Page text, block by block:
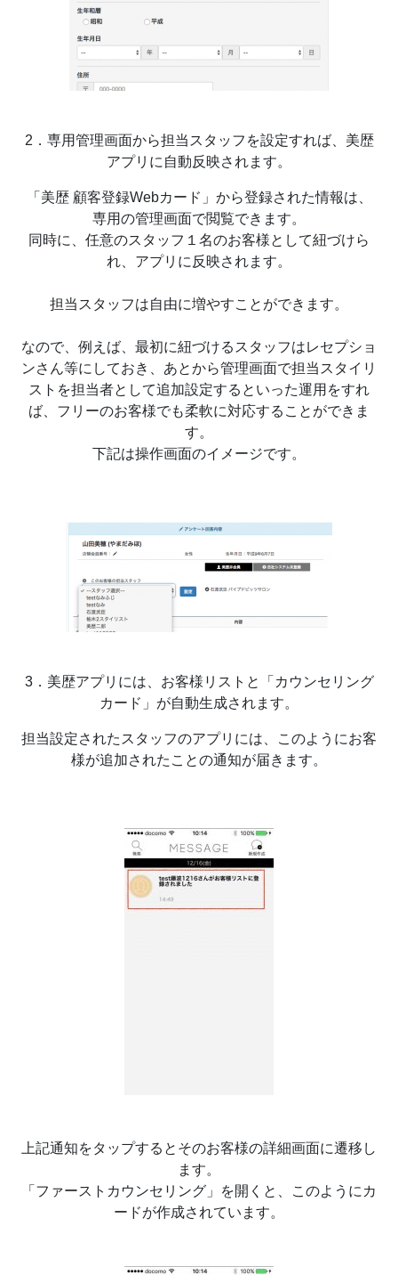
2．専用管理画面から担当スタッフを設定すれば、美歴
アプリに自動反映されます。
「美歴 顧客登録Webカード」から登録された情報は、
専用の管理画面で閲覧できます。
同時に、任意のスタッフ１名のお客様として紐づけら
れ、アプリに反映されます。
担当スタッフは自由に増やすことができます。
なので、例えば、最初に紐づけるスタッフはレセプショ
ンさん等にしておき、あとから管理画面で担当スタイリ
ストを担当者として追加設定するといった運用をすれ
ば、フリーのお客様でも柔軟に対応することができま
す。
下記は操作画面のイメージです。
3．美歴アプリには、お客様リストと「カウンセリング
カード」が自動生成されます。
担当設定されたスタッフのアプリには、このようにお客
様が追加されたことの通知が届きます。
上記通知をタップするとそのお客様の詳細画面に遷移し
ます。
「ファーストカウンセリング」を開くと、このようにカ
ードが作成されています。